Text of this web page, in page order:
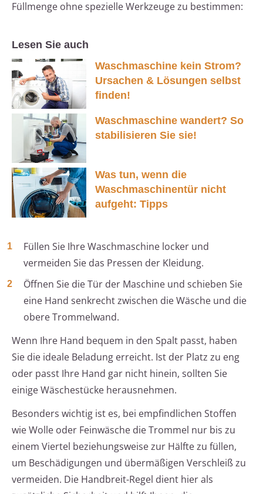
Füllmenge ohne spezielle Werkzeuge zu bestimmen:
Lesen Sie auch
Waschmaschine kein Strom?
Ursachen & Lösungen selbst
finden!
Waschmaschine wandert? So
stabilisieren Sie sie!
Was tun, wenn die
Waschmaschinentür nicht
aufgeht: Tipps
Füllen Sie Ihre Waschmaschine locker und
vermeiden Sie das Pressen der Kleidung.
Öffnen Sie die Tür der Maschine und schieben Sie
eine Hand senkrecht zwischen die Wäsche und die
obere Trommelwand.
Wenn Ihre Hand bequem in den Spalt passt, haben
Sie die ideale Beladung erreicht. Ist der Platz zu eng
oder passt Ihre Hand gar nicht hinein, sollten Sie
einige Wäschestücke herausnehmen.
Besonders wichtig ist es, bei empfindlichen Stoffen
wie Wolle oder Feinwäsche die Trommel nur bis zu
einem Viertel beziehungsweise zur Hälfte zu füllen,
um Beschädigungen und übermäßigen Verschleiß zu
vermeiden. Die Handbreit-Regel dient hier als